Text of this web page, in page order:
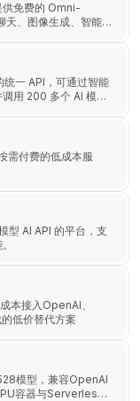
供免费的 Omni-
天、图像生成、智能工
一 API，可通过智能
用 200 多个 AI 模
需付费的低成本服
型 AI API 的平台，支
本接入OpenAI、
低价替代方案
模型，兼容OpenAI
容器与Serverless